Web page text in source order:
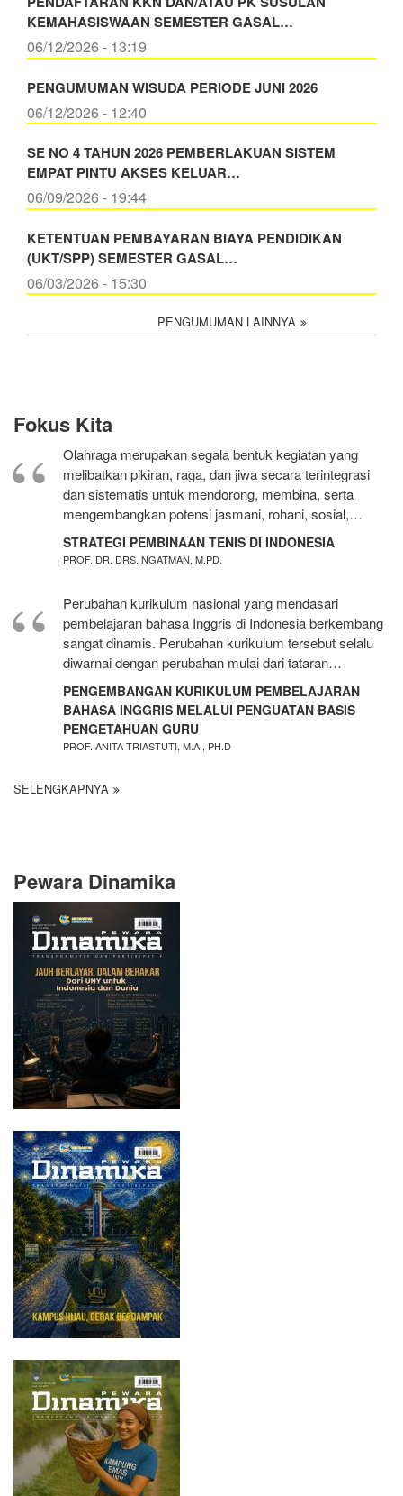
KEMAHASISWAAN SEMESTER GASAL…
06/12/2026 - 13:19
PENGUMUMAN WISUDA PERIODE JUNI 2026
06/12/2026 - 12:40
SE NO 4 TAHUN 2026 PEMBERLAKUAN SISTEM
EMPAT PINTU AKSES KELUAR…
06/09/2026 - 19:44
KETENTUAN PEMBAYARAN BIAYA PENDIDIKAN
(UKT/SPP) SEMESTER GASAL…
06/03/2026 - 15:30
PENGUMUMAN LAINNYA
Fokus Kita
Olahraga merupakan segala bentuk kegiatan yang
melibatkan pikiran, raga, dan jiwa secara terintegrasi
dan sistematis untuk mendorong, membina, serta
mengembangkan potensi jasmani, rohani, sosial,…
STRATEGI PEMBINAAN TENIS DI INDONESIA
PROF. DR. DRS. NGATMAN, M.PD.
Perubahan kurikulum nasional yang mendasari
pembelajaran bahasa Inggris di Indonesia berkembang
sangat dinamis. Perubahan kurikulum tersebut selalu
diwarnai dengan perubahan mulai dari tataran…
PENGEMBANGAN KURIKULUM PEMBELAJARAN
BAHASA INGGRIS MELALUI PENGUATAN BASIS
PENGETAHUAN GURU
PROF. ANITA TRIASTUTI, M.A., PH.D
SELENGKAPNYA
Pewara Dinamika